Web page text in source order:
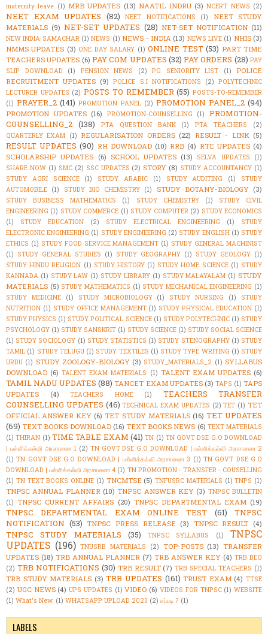
maternity leave (1) MRB UPDATES (13) NAATIL INDRU (3) NCERT NEWS (2)
NEET EXAM UPDATES (82) NEET NOTIFICATIONS (1)
NEET STUDY
MATERIALS (9) NET-SET UPDATES (28) NET-SET NOTIFICATION (11)
NEW INDIA SAMACHAR (1) NEWS (1) NEWS - INDIA (13) NEWS LIVE (1) NHIS (3)
NMMS UPDATES (3) ONE DAY SALARY (1) ONLINE TEST (53) PART TIME
TEACHERS UPDATES (6) PAY COM UPDATES (32) PAY ORDERS (28) PAY
SLIP DOWNLOAD
(1) PENSION NEWS (2) PG SENIORITY LIST (1)
POLICE
RECRUITMENT UPDATES (9) POLICE S.I NOTIFICATIONS (2) POLYTECHNIC
LECTURER UPDATES (2) POSTS TO REMEMBER (55) POSTS-TO-REMEMBER
(1) PRAYER_2 (141) PROMOTION PANEL (2) PROMOTION PANEL_2 (94)
PROMOTION UPDATES (16) PROMOTION-COUNSELLING (1)
PROMOTION-
COUNSELLING_2 (138) PTA QUESTION BANK (1) PTA TEACHERS
(2)
QUARTERLY EXAM (1) REGULARISATION ORDERS (22) RESULT - LINK (5)
RESULT UPDATES (90) RH DOWNLOAD (10) RRB (4) RTE UPDATES (4)
SCHOLARSHIP UPDATES (6) SCHOOL UPDATES (13) SELVA UPDATES
(1)
SHARE NOW (1) SMC (2) SSC UPDATES (2) STORY (8) STUDY ACCOUNTANCY (1)
STUDY AGRI SCIENCE
(1) STUDY ARABIC (1) STUDY AUDITING (1)
STUDY
AUTOMOBILE (1) STUDY BIO CHEMISTRY (1) STUDY BOTANY-BIOLOGY (3)
STUDY BUSINESS MATHEMATICS (1) STUDY CHEMISTRY (1)
STUDY CIVIL
ENGINEERING (1) STUDY COMMERCE (1) STUDY COMPUTER (2) STUDY ECONOMICS
(1)
STUDY EDUCATION (2) STUDY ELECTRICAL ENGINEERING (1)
STUDY
ELECTRONIC ENGINEERING (1) STUDY ENGINEERING (2) STUDY ENGLISH (1) STUDY
ETHICS (1) STUDY FOOD SERVICE MANAGEMENT (1) STUDY GENERAL MACHINIST
(1) STUDY GENERAL STUDIES (1) STUDY GEOGRAPHY (1) STUDY GEOLOGY (1)
STUDY HINDU RELIGION (1) STUDY HISTORY (1) STUDY HOME SCIENCE (1) STUDY
KANNADA (1) STUDY LAW (1) STUDY LIBRARY (1) STUDY MALAYALAM (1) STUDY
MATERIALS (5) STUDY MATHEMATICS (1) STUDY MECHANICAL ENGINEERING (1)
STUDY MEDICINE
(1) STUDY MICROBIOLOGY (1) STUDY NURSING (1)
STUDY
NUTRITION (1) STUDY OFFICE MANAGEMENT (1) STUDY PHYSICAL EDUCATION (1)
STUDY PHYSICS (1) STUDY POLITICAL SCIENCE (1) STUDY POLYTECHNIC (1) STUDY
PSYCHOLOGY (1) STUDY SANSKRIT (1) STUDY SCIENCE (1) STUDY SOCIAL SCIENCE
(1) STUDY SOCIOLOGY (1) STUDY STATISTICS (1) STUDY STENOGRAPHY (1) STUDY
TAMIL (1) STUDY TELUGU (1) STUDY TEXTILES (1) STUDY TYPE WRITING (1) STUDY
URDU (1) STUDY ZOOLOGY-BIOLOGY (3) STUDY_MATERIALS_2 (1) SYLLABUS
DOWNLOAD (6) TALENT EXAM MATERIALS (1) TALENT EXAM UPDATES (6)
TAMIL NADU UPDATES (88) TANCET EXAM UPDATES (3) TAPS (1) TAPS
UPDATES
(4) TEACHERS HOME (1)
TEACHERS TRANSFER
COUNSELLING UPDATES (46) TECHNICAL EXAM UPDATES (2) TET (1) TET
OFFICIAL ANSWER KEY (6) TET STUDY MATERIALS (16) TET UPDATES
(69) TEXT BOOKS DOWNLOAD (16) TEXT BOOKS NEWS (6) TEXT MATERIALS
(1) THIRAN (1) TIME TABLE EXAM (41) TN (1) TN GOVT DSE G.O DOWNLOAD
| பள்ளிக்கல்வி அரசாணை 1 (2) TN GOVT DSE G.O DOWNLOAD | பள்ளிக்கல்வி அரசாணை 2
(1) TN GOVT DSE G.O DOWNLOAD | பள்ளிக்கல்வி அரசாணை 3 (1) TN GOVT DSE G.O
DOWNLOAD | பள்ளிக்கல்வி அரசாணை 4 (1) TN PROMOTION - TRANSFER - COUSELLING
(1) TN TEXT BOOKS ONLINE (1) TNCMTSE (5) TNFUSRC MATERIALS (1) TNPS (1)
TNPSC ANNUAL PLANNER (10) TNPSC ANSWER KEY (3) TNPSC BULLETIN
(1) TNPSC CURRENT AFFAIRS (20) TNPSC DEPARTMENTAL EXAM (19)
TNPSC DEPARTMENTAL EXAM ONLINE TEST (61)
TNPSC
NOTIFICATION (53) TNPSC PRESS RELEASE (3) TNPSC RESULT (4)
TNPSC STUDY MATERIALS (35) TNPSC SYLLABUS (1)
TNPSC
UPDATES (196) TNUSRB MATERIALS (2) TOP-POSTS (13) TRANSFER
UPDATES (18) TRB ANNUAL PLANNER (7) TRB ANSWER KEY (4) TRB BEO
(2) TRB NOTIFICATIONS (30) TRB RESULT (7) TRB SPECIAL TEACHERS (1)
TRB STUDY MATERIALS (3) TRB UPDATES (161) TRUST EXAM (4) TTSE
(2) UGC NEWS (4) UPS UPDATES (1) VIDEO (6) VIDEOS FOR TNPSC (1) WEBSITE
(1) What's New. (1) WHATSAPP UPLOAD 2023 (2) எப்படி ? (1)
LABELS